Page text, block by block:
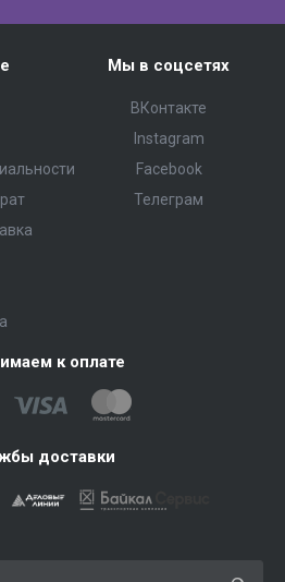
Мы в соцсетях
ВКонтакте
Instagram
Facebook
Телеграм
к оплате
доставки